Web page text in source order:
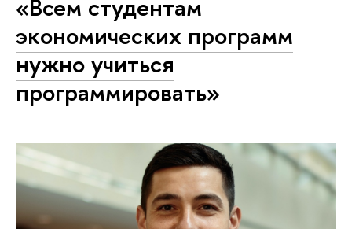
«Всем студентам
экономических программ
нужно учиться
программировать»